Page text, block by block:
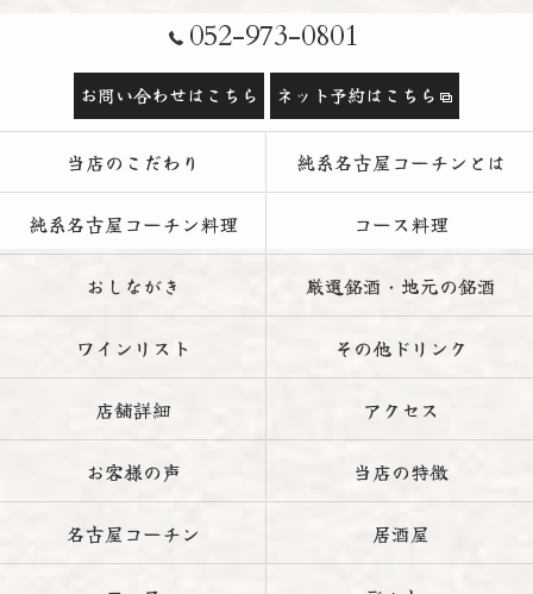
052-973-0801
お問い合わせはこちら ネット予約はこちら
当店のこだわり 純系名古屋コーチンとは
純系名古屋コーチン料理 コース料理
おしながき 厳選銘酒・地元の銘酒
ワインリスト その他ドリンク
店舗詳細 アクセス
お客様の声 当店の特徴
名古屋コーチン 居酒屋